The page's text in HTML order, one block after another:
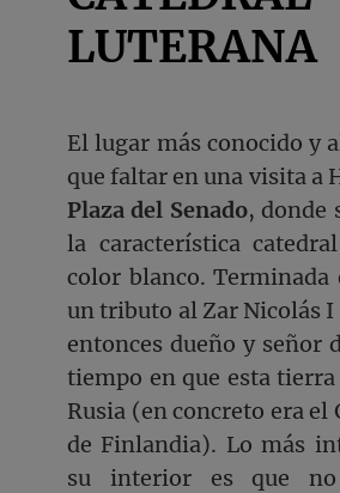
LUTERANA
El lugar más conocido y
que faltar en una visita a
Plaza del Senado, donde
la característica
color blanco. Terminada
un tributo al Zar Nicolás I
entonces dueño y señor
tiempo en que esta tierra
Rusia (en concreto era el
de Finlandia). Lo más
su interior es que